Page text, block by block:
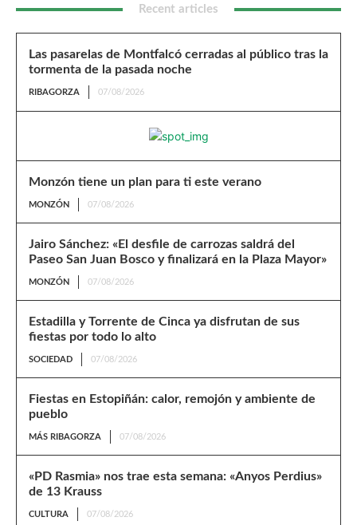
Recent articles
Las pasarelas de Montfalcó cerradas al público tras la
tormenta de la pasada noche
RIBAGORZA 07/08/2026
Monzón tiene un plan para ti este verano
MONZÓN 07/08/2026
Jairo Sánchez: «El desfile de carrozas saldrá del
Paseo San Juan Bosco y finalizará en la Plaza Mayor»
MONZÓN 07/08/2026
Estadilla y Torrente de Cinca ya disfrutan de sus
fiestas por todo lo alto
SOCIEDAD 07/08/2026
Fiestas en Estopiñán: calor, remojón y ambiente de
pueblo
MÁS RIBAGORZA 07/08/2026
«PD Rasmia» nos trae esta semana: «Anyos Perdius»
de 13 Krauss
CULTURA 07/08/2026